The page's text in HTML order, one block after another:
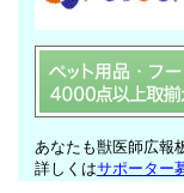
あなたも獣医師広報
詳しくはサポーター